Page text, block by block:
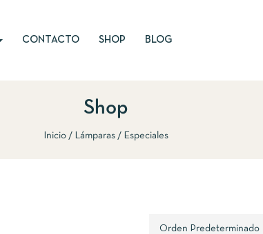
CONTACTO SHOP BLOG
Shop
Inicio Lámparas Especiales